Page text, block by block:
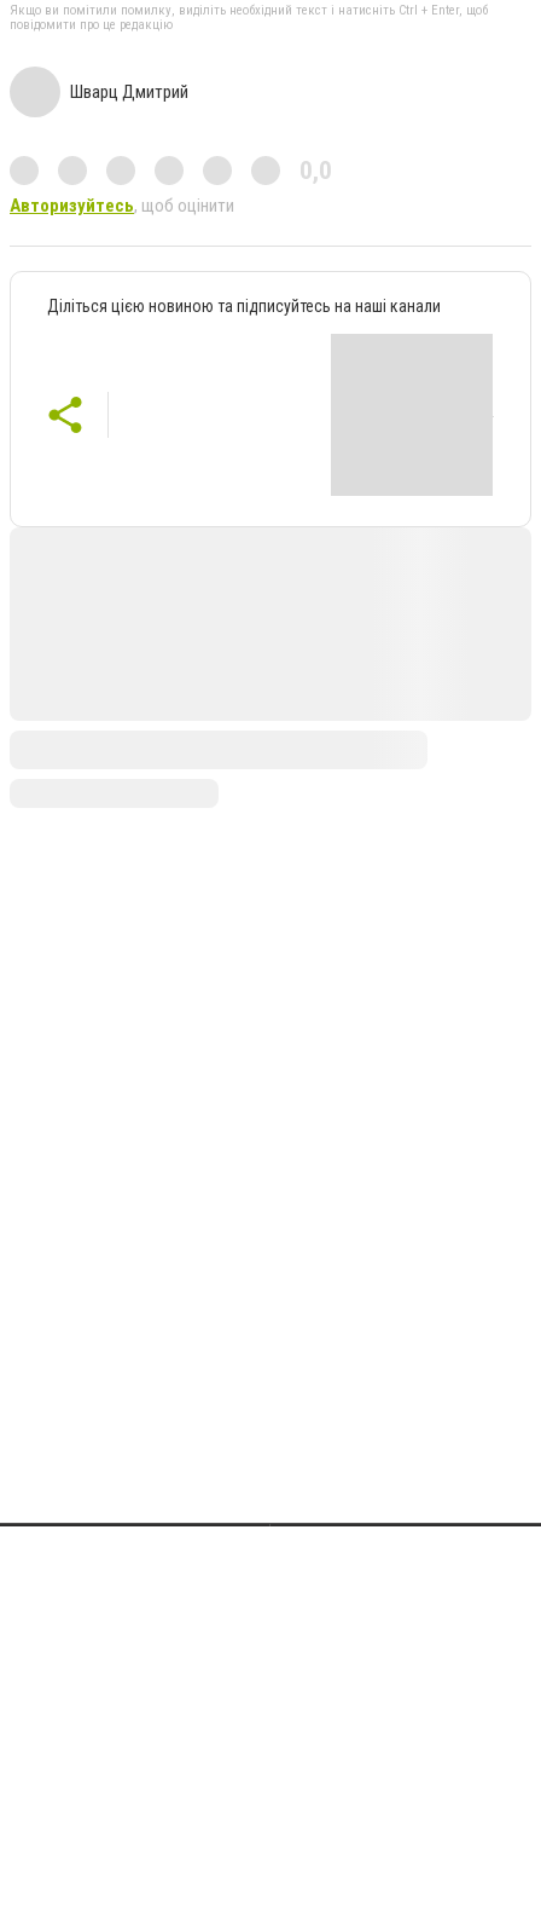
Якщо ви помітили помилку, виділіть необхідний текст і натисніть Ctrl + Enter, щоб
повідомити про це редакцію
Шварц Дмитрий
0,0
Авторизуйтесь, щоб оцінити
Діліться цією новиною та підписуйтесь на наші канали